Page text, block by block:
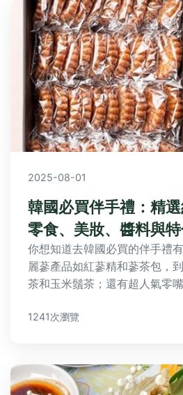
2025-08-01
韓國必買伴手禮：精選
零食、美妝、醬料與
你想知道去韓國必買的伴手禮
麗蔘產品如紅蔘精和蔘茶包，
茶和玉米鬚茶；還有超人氣零
和護手霜；以及傳統韓式醬料
1241次瀏覽